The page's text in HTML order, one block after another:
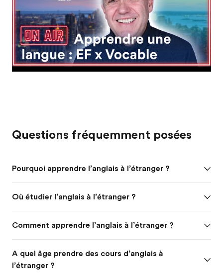
Questions fréquemment posées
Pourquoi apprendre l’anglais à l’étranger ?
Où étudier l’anglais à l’étranger ?
Comment apprendre l’anglais à l’étranger ?
A quel âge prendre des cours d’anglais à
l’étranger ?